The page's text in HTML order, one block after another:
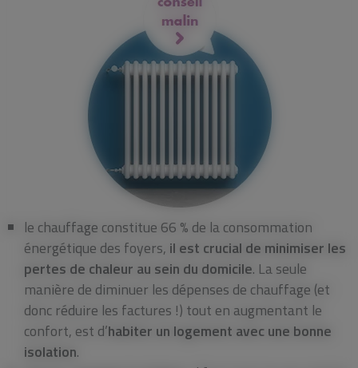
le chauffage constitue 66 % de la consommation
énergétique des foyers, il est crucial de minimiser les
pertes de chaleur au sein du domicile. La seule
manière de diminuer les dépenses de chauffage (et
donc réduire les factures !) tout en augmentant le
confort, est d’habiter un logement avec une bonne
isolation.